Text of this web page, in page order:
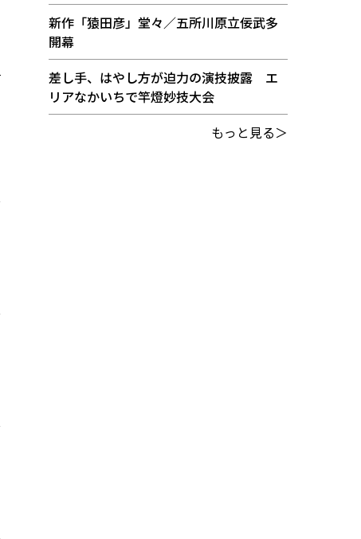
新作「猿田彦」堂々／五所川原立佞武多
開幕
差し手、はやし方が迫力の演技披露 エ
リアなかいちで竿燈妙技大会
もっと見る＞